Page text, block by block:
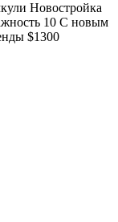
Новостройка
10 С новым
$1300